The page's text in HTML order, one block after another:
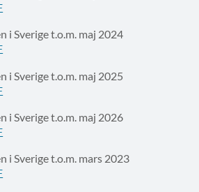
i Sverige t.o.m. maj 2024
i Sverige t.o.m. maj 2025
i Sverige t.o.m. maj 2026
i Sverige t.o.m. mars 2023